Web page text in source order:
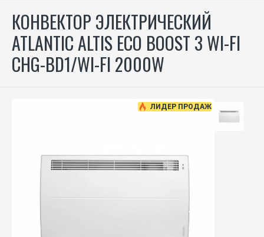
КОНВЕКТОР ЭЛЕКТРИЧЕСКИЙ
ATLANTIC ALTIS ECO BOOST 3 WI-FI
CHG-BD1/WI-FI 2000W
ЛИДЕР ПРОДАЖ